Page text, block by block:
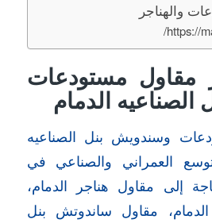
والهناجر
مقاول مستودعات
الدمام
وسندويش بنل الصناعيه
العمراني والصناعي في
إلى مقاول هناجر الدمام،
مقاول ساندوتش بنل